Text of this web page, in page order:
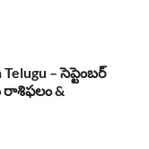
– సెప్టెంబర్
రాశిఫలం &